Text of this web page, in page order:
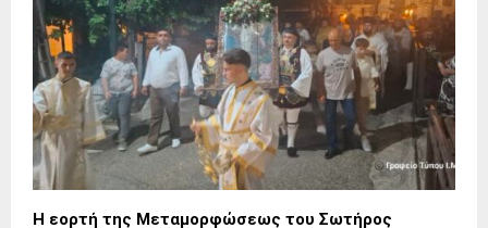
Η εορτή της Μεταμορφώσεως του Σωτήρος